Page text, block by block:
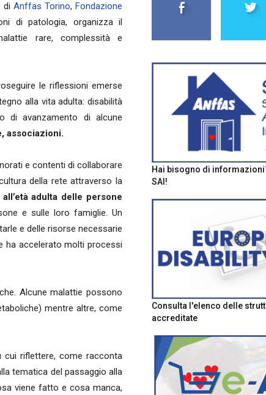
di Anffas Torino, Fondazione
di patologia, organizza il
rare, complessità e
le riflessioni emerse
alla vita adulta: disabilità
di avanzamento di alcune
associazioni.
e contenti di collaborare
della rete attraverso la
adulta delle persone
e sulle loro famiglie. Un
e delle risorse necessarie
ha accelerato molti processi
Alcune malattie possono
mentre altre, come
cui riflettere, come racconta
tematica del passaggio alla
viene fatto e cosa manca,
Hai bisogno di
SAI!
Consulta l'elenco delle
accreditate